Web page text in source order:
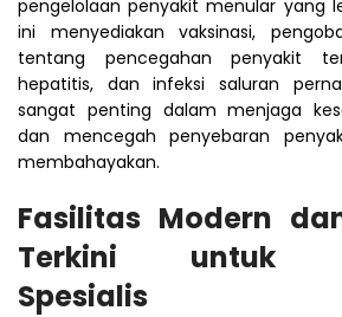
pengelolaan penyakit menular yang
ini menyediakan vaksinasi,
tentang pencegahan penyakit
hepatitis, dan infeksi saluran
sangat penting dalam menjaga
dan mencegah penyebaran
membahayakan.
Fasilitas Modern
Terkini untuk
Spesialis